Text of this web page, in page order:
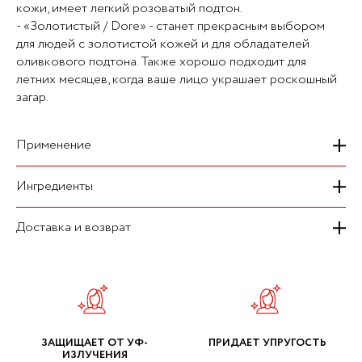
кожи, имеет легкий розоватый подтон.
- «Золотистый / Dore» - станет прекрасным выбором
для людей с золотистой кожей и для обладателей
оливкового подтона. Также хорошо подходит для
летних месяцев, когда ваше лицо украшает роскошный
загар.
Применение
Наносите крем равномерно на лицо и шею
массирующими движениями, пока он полностью не
подстроится под ваш тон кожи.
Ингредиенты
Ключевые ингредиенты:
AQUA/WATER - DIBUTYL ADIPATE - BUTYLOCTYL
SALICYLATE - ETHYLHEXYL SALICYLATE - GLYCERIN -
ZINC OXIDE - CI 77891/TITANIUM DIOXIDE - CETYL
Доставка и возврат
доставку транспортными компаниями "Топ Деливери" и
"Почта России". Время доставки: ПН- ВС, 9:00-22:00.
Стоимость курьерской доставки 300 ₽. При заказе на
сумму более 4 000 ₽ после всех скидок доставка
ЗАЩИЩАЕТ ОТ УФ-
ИЗЛУЧЕНИЯ
ПРИДАЕТ УПРУГОСТЬ